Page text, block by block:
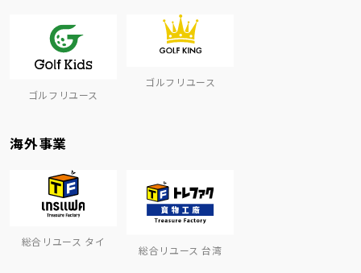
ゴルフリユース
ゴルフリユース
海外事業
総合リユース タイ
総合リユース 台湾